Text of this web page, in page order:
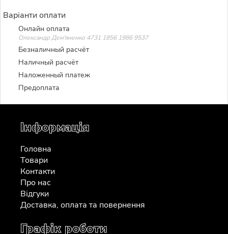
Варіанти оплати
Онлайн оплата
Олександр Дем'яненко 4731 1856 1986 9537
Безналичный расчёт
Наличный расчёт
Наложенный платеж
Предоплата
Інформація
Головна
Товари
Контакти
Про нас
Відгуки
Доставка, оплата та повернення
Графік роботи